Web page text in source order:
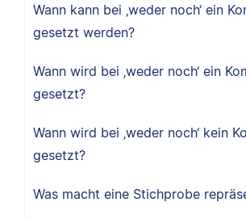
Wann kann bei ‚weder noch‘ ein
gesetzt werden?
Wann wird bei ‚weder noch‘ ein
gesetzt?
Wann wird bei ‚weder noch‘ kein
gesetzt?
Was macht eine Stichprobe